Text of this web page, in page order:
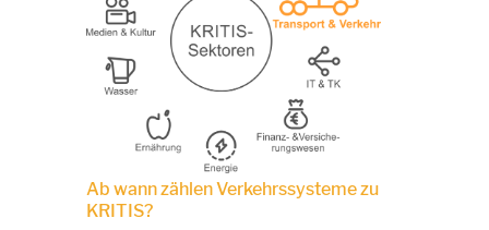
Ab wann zählen Verkehrssysteme zu
KRITIS?